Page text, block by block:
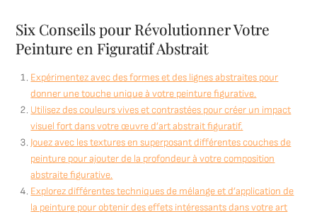
Six Conseils pour Révolutionner Votre
Peinture en Figuratif Abstrait
Expérimentez avec des formes et des lignes abstraites pour
donner une touche unique à votre peinture figurative.
Utilisez des couleurs vives et contrastées pour créer un impact
visuel fort dans votre œuvre d’art abstrait figuratif.
Jouez avec les textures en superposant différentes couches de
peinture pour ajouter de la profondeur à votre composition
abstraite figurative.
Explorez différentes techniques de mélange et d’application de
la peinture pour obtenir des effets intéressants dans votre art